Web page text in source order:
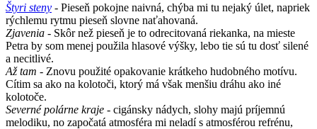
Štyri steny - Pieseň pokojne naivná, chýba mi tu nejaký úlet, napriek
rýchlemu rytmu pieseň slovne naťahovaná.
Zjavenia - Skôr než pieseň je to odrecitovaná riekanka, na mieste
Petra by som menej použila hlasové výšky, lebo tie sú tu dosť silené
a necitlivé.
Až tam - Znovu použité opakovanie krátkeho hudobného motívu.
Cítim sa ako na kolotoči, ktorý má však menšiu dráhu ako iné
kolotoče.
Severné polárne kraje - cigánsky nádych, slohy majú príjemnú
melodiku, no započatá atmosféra mi neladí s atmosférou refrénu,